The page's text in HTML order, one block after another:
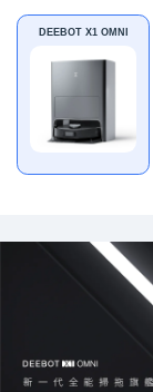
DEEBOT X1 OMNI